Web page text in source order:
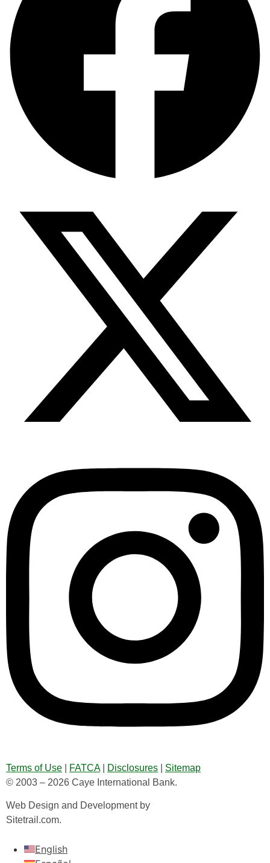
Terms of Use FATCA| Disclosures
Sitemap
© 2003 – 2026 Caye International Bank.
Web Design and Development by
Sitetrail.com.
English